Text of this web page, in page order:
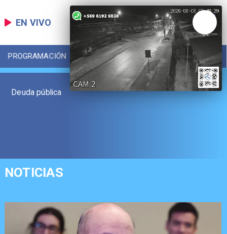
EN VIVO
PROGRAMACIÓN LOCAL DEPORTES
Deuda pública
NOTICIAS